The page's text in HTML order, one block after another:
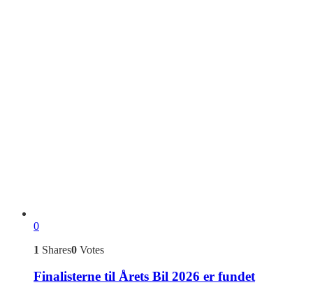
0
1 Shares0 Votes
Finalisterne til Årets Bil 2026 er fundet